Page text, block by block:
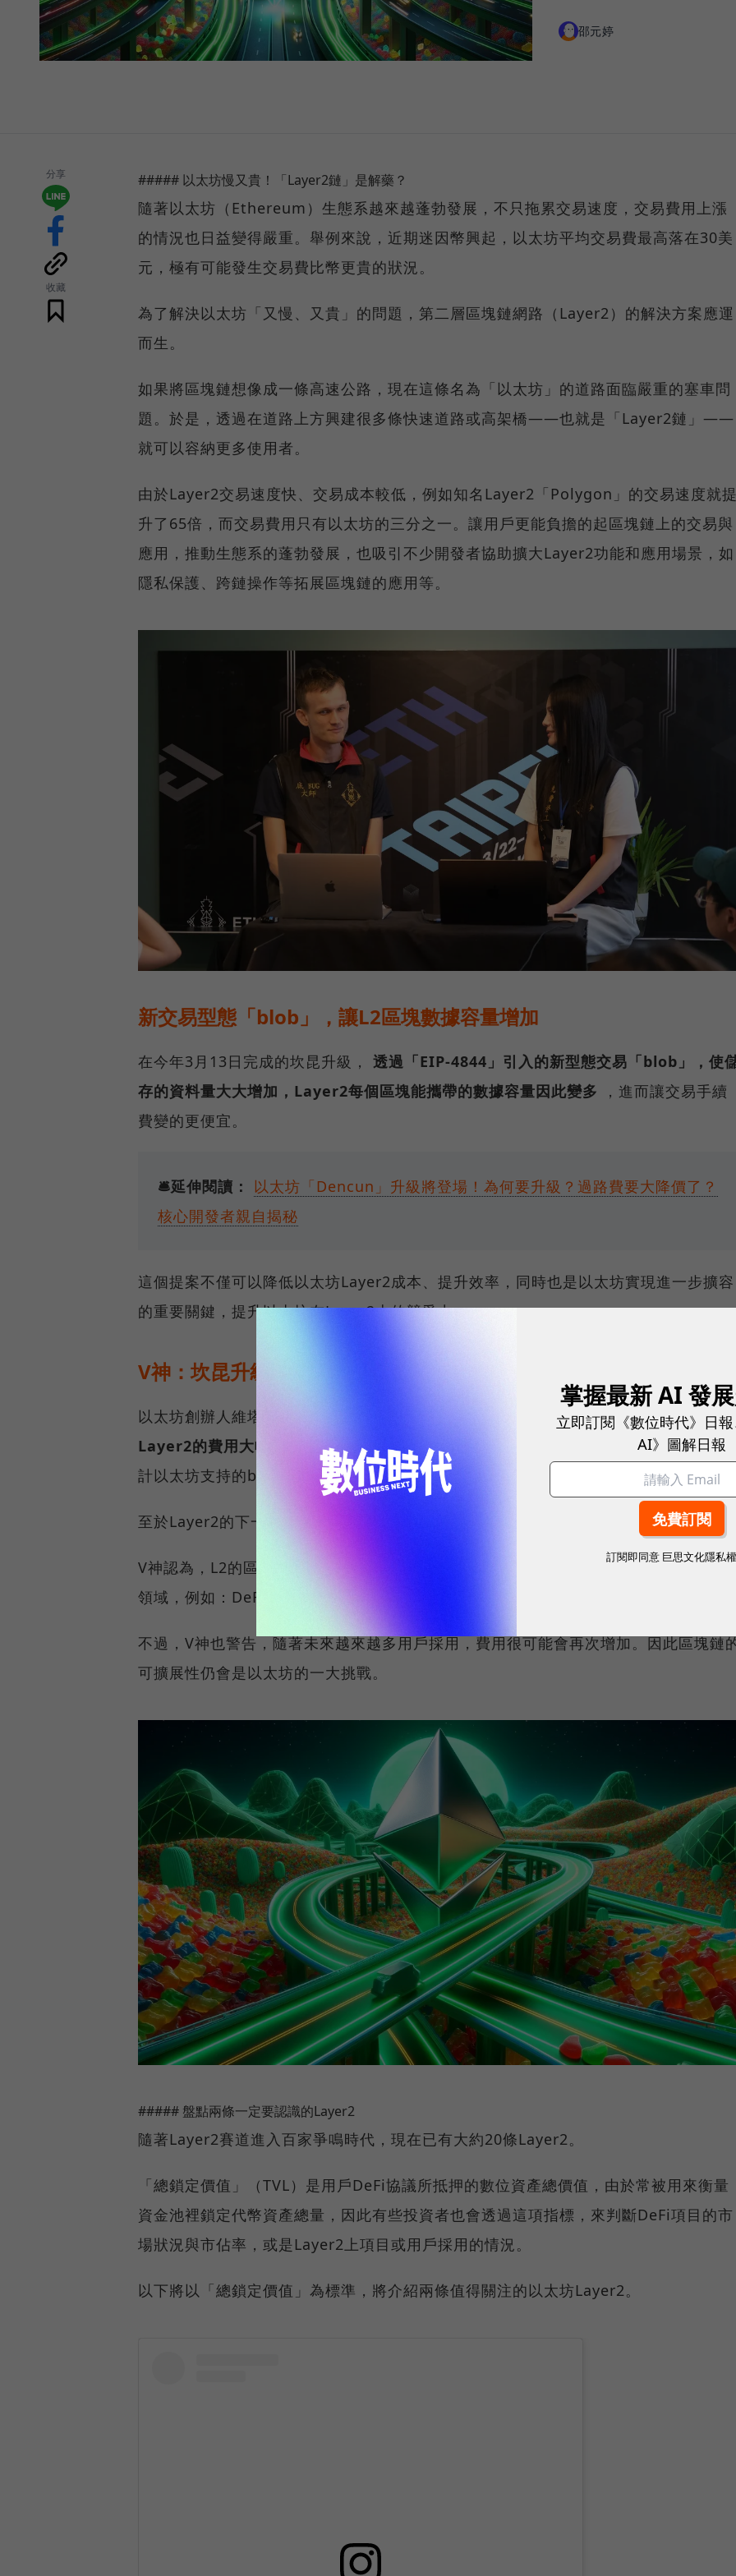
邵元婷
分享
收藏
##### 以太坊慢又貴！「Layer2鏈」是解藥？
隨著以太坊（Ethereum）生態系越來越蓬勃發展，不只拖累交易速度，交易費用上漲
的情況也日益變得嚴重。舉例來說，近期迷因幣興起，以太坊平均交易費最高落在30美
元，極有可能發生交易費比幣更貴的狀況。
為了解決以太坊「又慢、又貴」的問題，第二層區塊鏈網路（Layer2）的解決方案應運
而生。
如果將區塊鏈想像成一條高速公路，現在這條名為「以太坊」的道路面臨嚴重的塞車問
題。於是，透過在道路上方興建很多條快速道路或高架橋——也就是「Layer2鏈」——
就可以容納更多使用者。
由於Layer2交易速度快、交易成本較低，例如知名Layer2「Polygon」的交易速度就
升了65倍，而交易費用只有以太坊的三分之一。讓用戶更能負擔的起區塊鏈上的交易與
應用，推動生態系的蓬勃發展，也吸引不少開發者協助擴大Layer2功能和應用場景，如
隱私保護、跨鏈操作等拓展區塊鏈的應用等。
新交易型態「blob」，讓L2區塊數據容量增加
在今年3月13日完成的坎昆升級， 透過「EIP-4844」引入的新型態交易「blob」，使
存的資料量大大增加，Layer2每個區塊能攜帶的數據容量因此變多 ，進而讓交易手續
費變的更便宜。
🛎️延伸閱讀：
以太坊「Dencun」升級將登場！為何要升級？過路費要大降價了？
核心開發者親自揭秘
這個提案不僅可以降低以太坊Layer2成本、提升效率，同時也是以太坊實現進一步擴容
的重要關鍵，提升以太坊在Layer2上的競爭力。
V神：坎昆升級後，L2費用最高降低50倍
以太坊創辦人維塔利克・布特林（Vitalik Buterin，又稱V神）表示，在坎昆升級後，
Layer2的費用大幅下降，有時甚至降低了50倍
，從技術角度來看相當成功，團隊也預
計以太坊支持的blob數量，將在接下來的幾年持續增加。
至於Layer2的下一步會如何發展？
V神認為，L2的區塊鏈會更聚焦在各種「特定」的需求上，意思是每條鏈會更聚焦在特
領域，例如：DeFi、NFT。
不過，V神也警告，隨著未來越來越多用戶採用，費用很可能會再次增加。因此區塊鏈
可擴展性仍會是以太坊的一大挑戰。
##### 盤點兩條一定要認識的Layer2
隨著Layer2賽道進入百家爭鳴時代，現在已有大約20條Layer2。
「總鎖定價值」（TVL）是用戶DeFi協議所抵押的數位資產總價值，由於常被用來衡量
資金池裡鎖定代幣資產總量，因此有些投資者也會透過這項指標，來判斷DeFi項目的市
場狀況與市佔率，或是Layer2上項目或用戶採用的情況。
以下將以「總鎖定價值」為標準，將介紹兩條值得關注的以太坊Layer2。
掌握最新 AI 發
立即訂閱《數位時代》日
AI》圖解日報
訂閱即同意 巨思文化隱私